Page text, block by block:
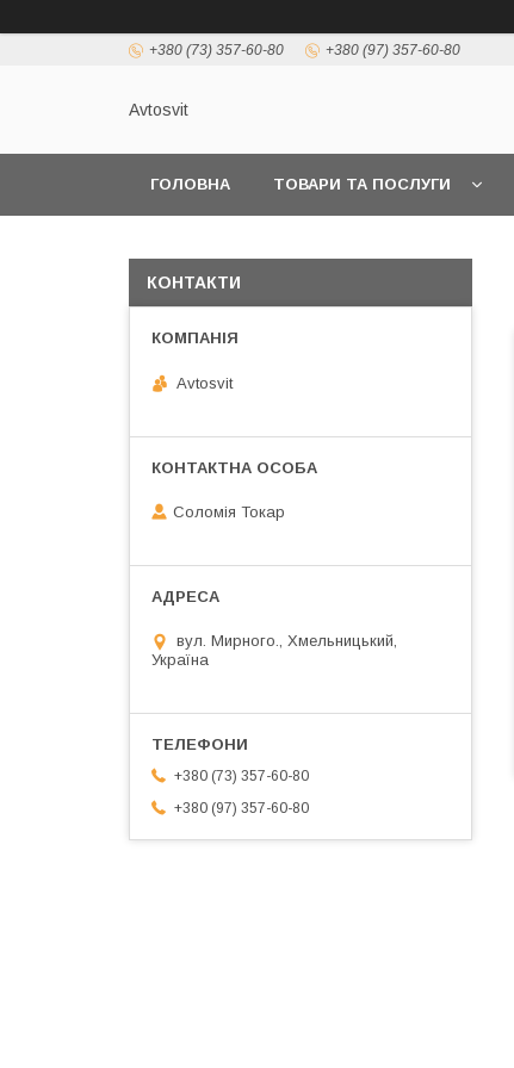
+380 (73) 357-60-80 +380 (97) 357-60-80
Avtosvit
ГОЛОВНА ТОВАРИ ТА ПОСЛУГИ
КОНТАКТИ
Avtosvit
Соломія Токар
вул. Мирного., Хмельницький,
Україна
+380 (73) 357-60-80
+380 (97) 357-60-80